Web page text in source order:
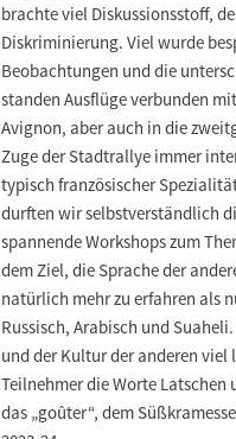
brachte viel Diskussionsstoff,
Diskriminierung. Viel wurde
Beobachtungen und die
standen Ausflüge verbunden
Avignon, aber auch in die
Zuge der Stadtrallye immer
typisch französischer
durften wir selbstverständlich
spannende Workshops zum
dem Ziel, die Sprache der
natürlich mehr zu erfahren als
Russisch, Arabisch und
und der Kultur der anderen viel
Teilnehmer die Worte
das „goûter“, dem